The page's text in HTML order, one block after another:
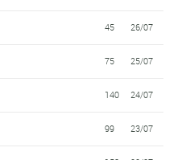
45 26/07
75 25/07
140 24/07
99 23/07